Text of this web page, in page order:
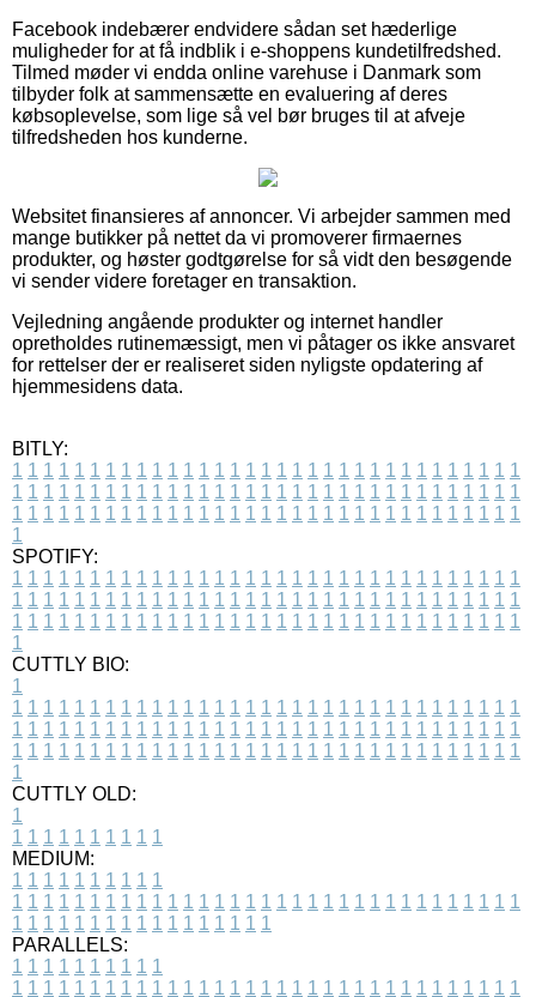
Facebook indebærer endvidere sådan set hæderlige
muligheder for at få indblik i e-shoppens kundetilfredshed.
Tilmed møder vi endda online varehuse i Danmark som
tilbyder folk at sammensætte en evaluering af deres
købsoplevelse, som lige så vel bør bruges til at afveje
tilfredsheden hos kunderne.
Websitet finansieres af annoncer. Vi arbejder sammen med
mange butikker på nettet da vi promoverer firmaernes
produkter, og høster godtgørelse for så vidt den besøgende
vi sender videre foretager en transaktion.
Vejledning angående produkter og internet handler
opretholdes rutinemæssigt, men vi påtager os ikke ansvaret
for rettelser der er realiseret siden nyligste opdatering af
hjemmesidens data.
BITLY:
1 1 1 1 1 1 1 1 1 1 1 1 1 1 1 1 1 1 1 1 1 1 1 1 1 1 1 1 1 1 1 1 1
1 1 1 1 1 1 1 1 1 1 1 1 1 1 1 1 1 1 1 1 1 1 1 1 1 1 1 1 1 1 1 1 1
1 1 1 1 1 1 1 1 1 1 1 1 1 1 1 1 1 1 1 1 1 1 1 1 1 1 1 1 1 1 1 1 1
1
SPOTIFY:
1 1 1 1 1 1 1 1 1 1 1 1 1 1 1 1 1 1 1 1 1 1 1 1 1 1 1 1 1 1 1 1 1
1 1 1 1 1 1 1 1 1 1 1 1 1 1 1 1 1 1 1 1 1 1 1 1 1 1 1 1 1 1 1 1 1
1 1 1 1 1 1 1 1 1 1 1 1 1 1 1 1 1 1 1 1 1 1 1 1 1 1 1 1 1 1 1 1 1
1
CUTTLY BIO:
1
1 1 1 1 1 1 1 1 1 1 1 1 1 1 1 1 1 1 1 1 1 1 1 1 1 1 1 1 1 1 1 1 1
1 1 1 1 1 1 1 1 1 1 1 1 1 1 1 1 1 1 1 1 1 1 1 1 1 1 1 1 1 1 1 1 1
1 1 1 1 1 1 1 1 1 1 1 1 1 1 1 1 1 1 1 1 1 1 1 1 1 1 1 1 1 1 1 1 1
1
CUTTLY OLD:
1
1 1 1 1 1 1 1 1 1 1
MEDIUM:
1 1 1 1 1 1 1 1 1 1
1 1 1 1 1 1 1 1 1 1 1 1 1 1 1 1 1 1 1 1 1 1 1 1 1 1 1 1 1 1 1 1 1
1 1 1 1 1 1 1 1 1 1 1 1 1 1 1 1 1
PARALLELS:
1 1 1 1 1 1 1 1 1 1
1 1 1 1 1 1 1 1 1 1 1 1 1 1 1 1 1 1 1 1 1 1 1 1 1 1 1 1 1 1 1 1 1